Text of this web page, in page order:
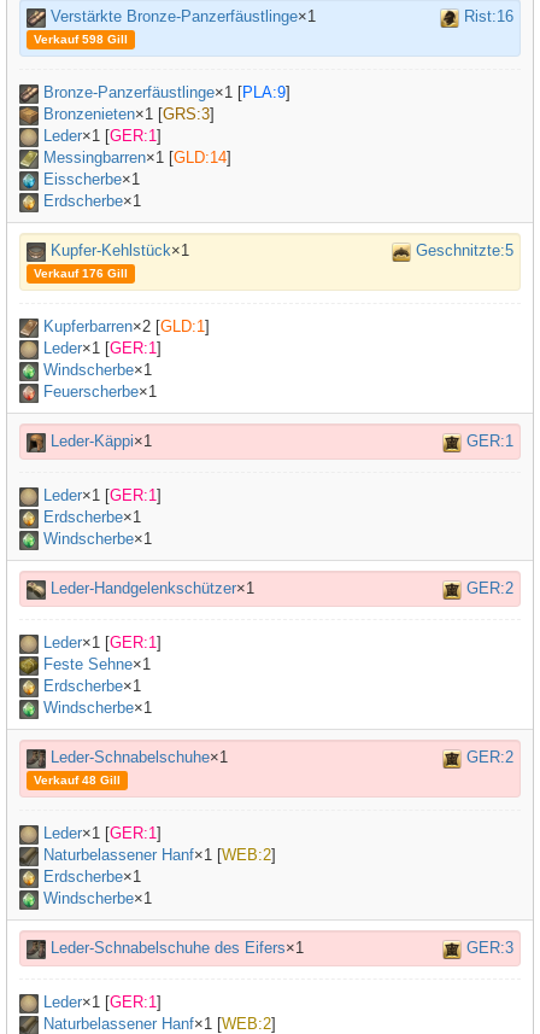
Verstärkte Bronze-Panzerfäustlinge×1 Rist:16
Verkauf 598 Gill
Bronze-Panzerfäustlinge×1 [PLA:9]
Bronzenieten×1 [GRS:3]
Leder×1 [GER:1]
Messingbarren×1 [GLD:14]
Eisscherbe×1
Erdscherbe×1
Kupfer-Kehlstück×1 Geschnitzte:5
Verkauf 176 Gill
Kupferbarren×2 [GLD:1]
Leder×1 [GER:1]
Windscherbe×1
Feuerscherbe×1
Leder-Käppi×1 GER:1
Leder×1 [GER:1]
Erdscherbe×1
Windscherbe×1
Leder-Handgelenkschützer×1 GER:2
Leder×1 [GER:1]
Feste Sehne×1
Erdscherbe×1
Windscherbe×1
Leder-Schnabelschuhe×1 GER:2
Verkauf 48 Gill
Leder×1 [GER:1]
Naturbelassener Hanf×1 [WEB:2]
Erdscherbe×1
Windscherbe×1
Leder-Schnabelschuhe des Eifers×1 GER:3
Leder×1 [GER:1]
Naturbelassener Hanf×1 [WEB:2]